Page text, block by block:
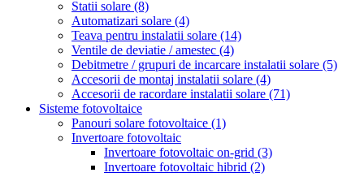
Statii solare (8)
Automatizari solare (4)
Teava pentru instalatii solare (14)
Ventile de deviatie / amestec (4)
Debitmetre / grupuri de incarcare instalatii solare (5)
Accesorii de montaj instalatii solare (4)
Accesorii de racordare instalatii solare (71)
Sisteme fotovoltaice
Panouri solare fotovoltaice (1)
Invertoare fotovoltaic
Invertoare fotovoltaic on-grid (3)
Invertoare fotovoltaic hibrid (2)